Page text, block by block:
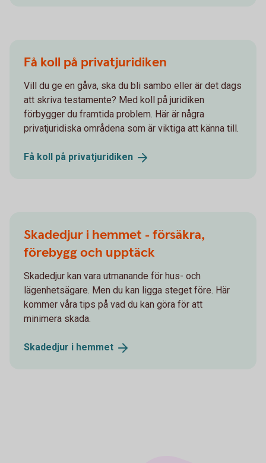
Få koll på privatjuridiken
Vill du ge en gåva, ska du bli sambo eller är det dags
att skriva testamente? Med koll på juridiken
förbygger du framtida problem. Här är några
privatjuridiska områdena som är viktiga att känna till.
Få koll på privatjuridiken
Skadedjur i hemmet - försäkra,
förebygg och upptäck
Skadedjur kan vara utmanande för hus- och
lägenhetsägare. Men du kan ligga steget före. Här
kommer våra tips på vad du kan göra för att
minimera skada.
Skadedjur i hemmet